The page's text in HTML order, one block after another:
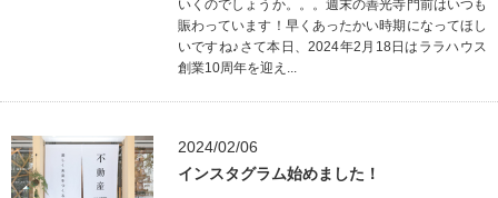
いくのでしょうか。。。週末の善光寺門前はいつも
賑わっています！早くあったかい時期になってほし
いですね♪さて本日、2024年2月18日はララハウス
創業10周年を迎え...
2024/02/06
インスタグラム始めました！